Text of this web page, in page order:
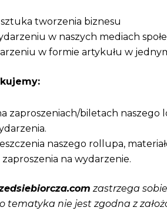
sztuka tworzenia biznesu
w naszych mediach
w formie artykułu w
zaproszeniach/biletach
naszego rollupa,
na wydarzenie.
zastrzega
tematyka nie jest zgodna z